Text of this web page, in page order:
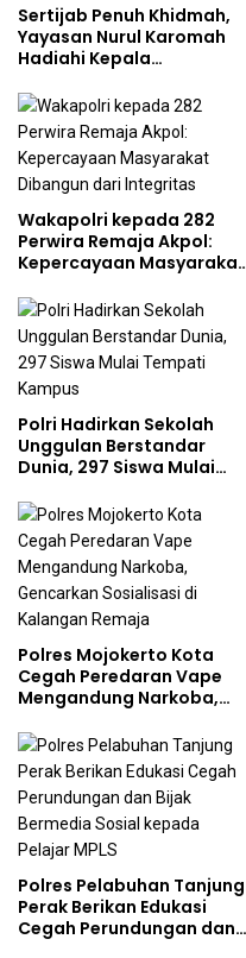
Sertijab Penuh Khidmah,
Yayasan Nurul Karomah
Hadiahi Kepala
Umrah
Wakapolri kepada 282
Perwira Remaja Akpol:
Kepercayaan Masyarakat
Polri Hadirkan Sekolah
Unggulan Berstandar
Dunia, 297 Siswa Mulai
Polres Mojokerto Kota
Cegah Peredaran Vape
Mengandung Narkoba,
Kalangan Remaja
Polres Pelabuhan Tanjung
Perak Berikan Edukasi
Cegah Perundungan dan